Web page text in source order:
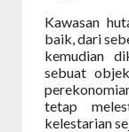
Kawasan
baik, dari
kemudian
sebuat
tetap
kelestarian